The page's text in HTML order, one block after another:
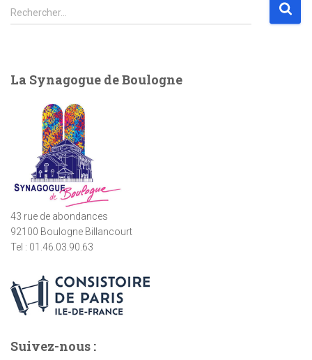
R
e
r
Rechercher…
La Synagogue de Boulogne
43 rue de abondances
92100 Boulogne Billancourt
Tel : 01.46.03.90.63
Suivez-nous :